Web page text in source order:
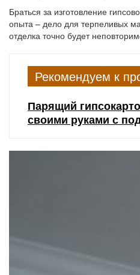
Браться за изготовление
опыта – дело для терпеливых
отделка точно будет
Рекомендуем к
Парящий
своими руками с